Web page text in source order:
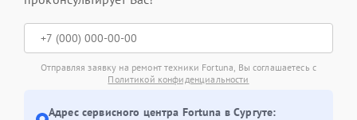
Отправляя заявку на ремонт техники Fortuna, Вы соглашаетесь с
Политикой конфиденциальности
Адрес сервисного центра Fortuna в Сургуте: